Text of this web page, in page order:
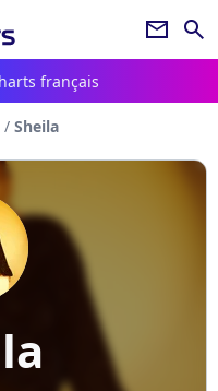
newsletter search
français
/ Sheila